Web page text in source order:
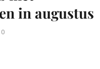
in augustus
0